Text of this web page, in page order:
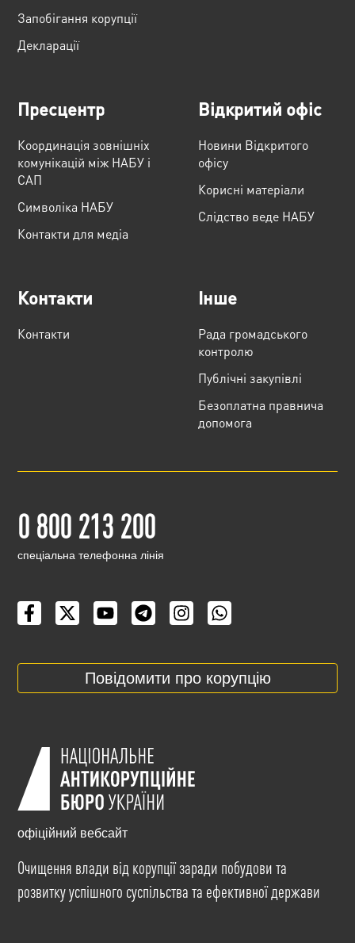
Запобігання корупції
Декларації
Пресцентр
Координація зовнішніх
комунікацій між НАБУ і
САП
Cимволіка НАБУ
Контакти для медіа
Відкритий офіс
Новини Відкритого
офісу
Корисні матеріали
Слідство веде НАБУ
Контакти
Контакти
Інше
Рада громадського
контролю
Публічні закупівлі
Безоплатна правнича
допомога
0 800 213 200
cпеціальна телефонна лінія
Повідомити про корупцію
офіційний вебсайт
Очищення влади від корупції заради побудови та
розвитку успішного суспільства та ефективної держави